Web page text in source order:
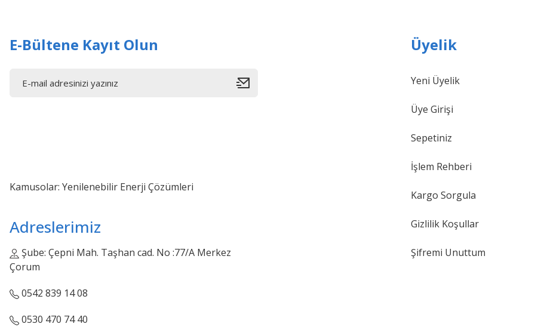
E-Bültene Kayıt Olun
Kamusolar: Yenilenebilir Enerji Çözümleri
Adreslerimiz
Şube: Çepni Mah. Taşhan cad. No :77/A Merkez
Çorum
0542 839 14 08
0530 470 74 40
Üyelik
Yeni Üyelik
Üye Girişi
Sepetiniz
İşlem Rehberi
Kargo Sorgula
Gizlilik Koşullar
Şifremi Unuttum